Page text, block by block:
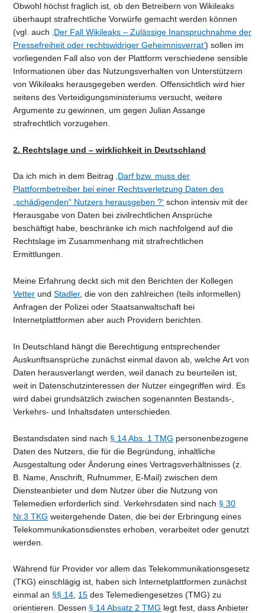
Obwohl höchst fraglich ist, ob den Betreibern von Wikileaks
überhaupt strafrechtliche Vorwürfe gemacht werden können
(vgl. auch ‚Der Fall Wikileaks – Zulässige Inanspruchnahme der
Pressefreiheit oder rechtswidriger Geheimnisverrat‘) sollen im
vorliegenden Fall also von der Plattform verschiedene sensible
Informationen über das Nutzungsverhalten von Unterstützern
von Wikileaks herausgegeben werden. Offensichtlich wird hier
seitens des Verteidigungsministeriums versucht, weitere
Argumente zu gewinnen, um gegen Julian Assange
strafrechtlich vorzugehen.
2. Rechtslage und – wirklichkeit in Deutschland
Da ich mich in dem Beitrag‚Darf bzw. muss der
Plattformbetreiber bei einer Rechtsverletzung Daten des
„schädigenden“ Nutzers herausgeben ?‘ schon intensiv mit der
Herausgabe von Daten bei zivilrechtlichen Ansprüche
beschäftigt habe, beschränke ich mich nachfolgend auf die
Rechtslage im Zusammenhang mit strafrechtlichen
Ermittlungen.
Meine Erfahrung deckt sich mit den Berichten der Kollegen
Vetter undStadler, die von den zahlreichen (teils informellen)
Anfragen der Polizei oder Staatsanwaltschaft bei
Internetplattformen aber auch Providern berichten.
In Deutschland hängt die Berechtigung entsprechender
Auskunftsansprüche zunächst einmal davon ab, welche Art von
Daten herausverlangt werden, weil danach zu beurteilen ist,
weit in Datenschutzinteressen der Nutzer eingegriffen wird. Es
wird dabei grundsätzlich zwischen sogenannten Bestands-,
Verkehrs- und Inhaltsdaten unterschieden.
Bestandsdaten sind nach § 14 Abs. 1 TMG personenbezogene
Daten des Nutzers, die für die Begründung, inhaltliche
Ausgestaltung oder Änderung eines Vertragsverhältnisses (z.
B. Name, Anschrift, Rufnummer, E-Mail) zwischen dem
Diensteanbieter und dem Nutzer über die Nutzung von
Telemedien erforderlich sind. Verkehrsdaten sind nach § 30
Nr.3 TKG weitergehende Daten, die bei der Erbringung eines
Telekommunikationsdienstes erhoben, verarbeitet oder genutzt
werden.
Während für Provider vor allem das Telekommunikationsgesetz
(TKG) einschlägig ist, haben sich Internetplattformen zunächst
einmal an §§ 14, 15 des Telemediengesetzes (TMG) zu
orientieren. Dessen § 14 Absatz 2 TMG legt fest, dass Anbieter